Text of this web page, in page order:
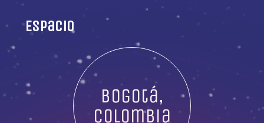
Espacio
Bogotá,
Colombia